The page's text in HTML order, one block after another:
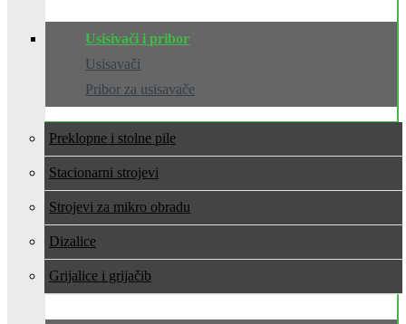
Usisivači i pribor
Usisavači
Pribor za usisavače
Preklopne i stolne pile
Stacionarni strojevi
Strojevi za mikro obradu
Dizalice
Grijalice i grijači